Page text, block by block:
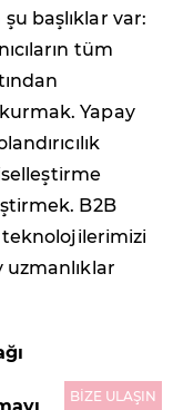
başlıklar var:
tüm
Yapay
B2B
BİZE ULAŞIN